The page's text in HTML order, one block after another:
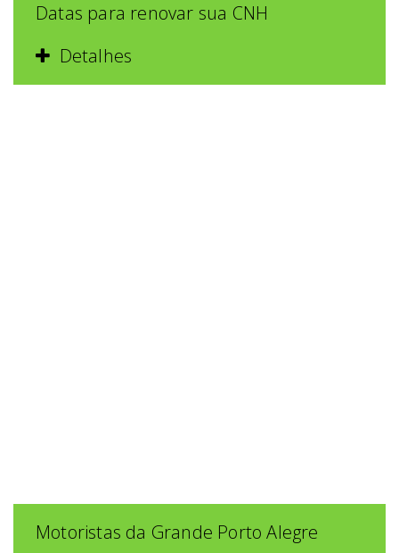
Datas para renovar sua CNH
Detalhes
Motoristas da Grande Porto Alegre